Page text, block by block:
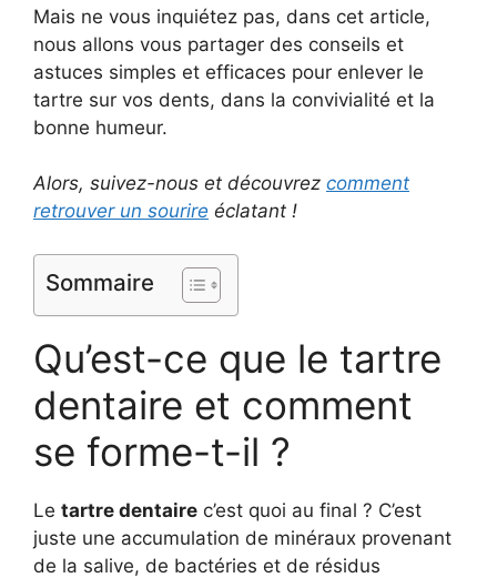
Mais ne vous inquiétez pas, dans cet article,
nous allons vous partager des conseils et
astuces simples et efficaces pour enlever le
tartre sur vos dents, dans la convivialité et la
bonne humeur.
Alors, suivez-nous et découvrez comment
retrouver un sourire éclatant !
Sommaire
Qu’est-ce que le tartre
dentaire et comment
se forme-t-il ?
Le tartre dentaire c’est quoi au final ? C’est
juste une accumulation de minéraux provenant
de la salive, de bactéries et de résidus